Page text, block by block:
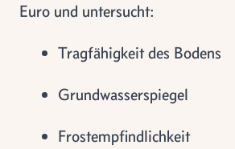
Euro und untersucht:
Tragfähigkeit des Bodens
Grundwasserspiegel
Frostempfindlichkeit